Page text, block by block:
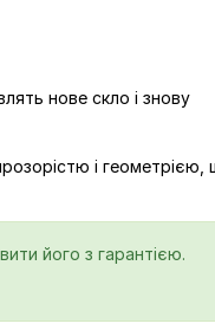
нове скло і знову
і геометрією,
його з гарантією.